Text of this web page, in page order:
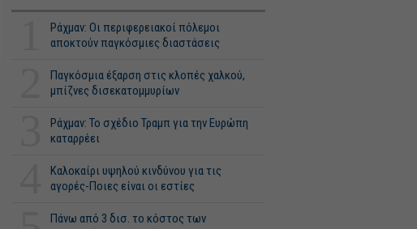
Ράχμαν: Οι περιφερειακοί πόλεμοι
αποκτούν παγκόσμιες διαστάσεις
Παγκόσμια έξαρση στις κλοπές χαλκού,
μπίζνες δισεκατομμυρίων
Ράχμαν: Το σχέδιο Τραμπ για την Ευρώπη
καταρρέει
Καλοκαίρι υψηλού κινδύνου για τις
αγορές-Ποιες είναι οι εστίες
Πάνω από 3 δισ. το κόστος των